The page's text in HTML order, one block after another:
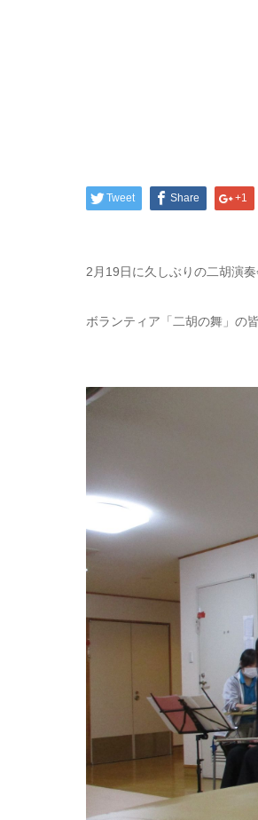
Tweet Share +1
2月19日に久しぶりの二胡演
ボランティア「二胡の舞」の